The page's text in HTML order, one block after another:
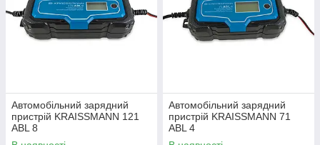
Автомобільний зарядний
пристрій KRAISSMANN 121
ABL 8
Автомобільний зарядний
пристрій KRAISSMANN 71
ABL 4